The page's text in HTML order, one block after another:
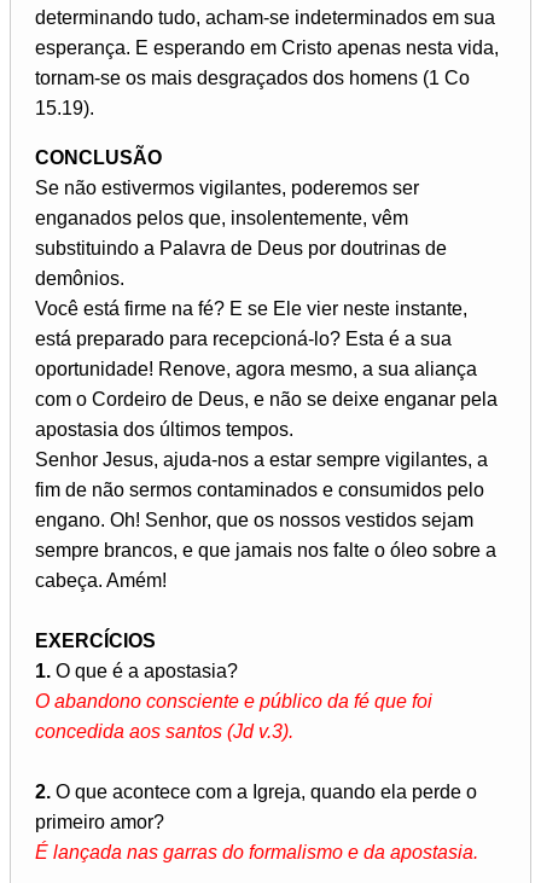
determinando tudo, acham-se indeterminados em sua
esperança. E esperando em Cristo apenas nesta vida,
tornam-se os mais desgraçados dos homens (1 Co
15.19).
CONCLUSÃO
Se não estivermos vigilantes, poderemos ser
enganados pelos que, insolentemente, vêm
substituindo a Palavra de Deus por doutrinas de
demônios.
Você está firme na fé? E se Ele vier neste instante,
está preparado para recepcioná-lo? Esta é a sua
oportunidade! Renove, agora mesmo, a sua aliança
com o Cordeiro de Deus, e não se deixe enganar pela
apostasia dos últimos tempos.
Senhor Jesus, ajuda-nos a estar sempre vigilantes, a
fim de não sermos contaminados e consumidos pelo
engano. Oh! Senhor, que os nossos vestidos sejam
sempre brancos, e que jamais nos falte o óleo sobre a
cabeça. Amém!
EXERCÍCIOS
1. O que é a apostasia?
O abandono consciente e público da fé que foi
concedida aos santos (Jd v.3).
2. O que acontece com a Igreja, quando ela perde o
primeiro amor?
É lançada nas garras do formalismo e da apostasia.